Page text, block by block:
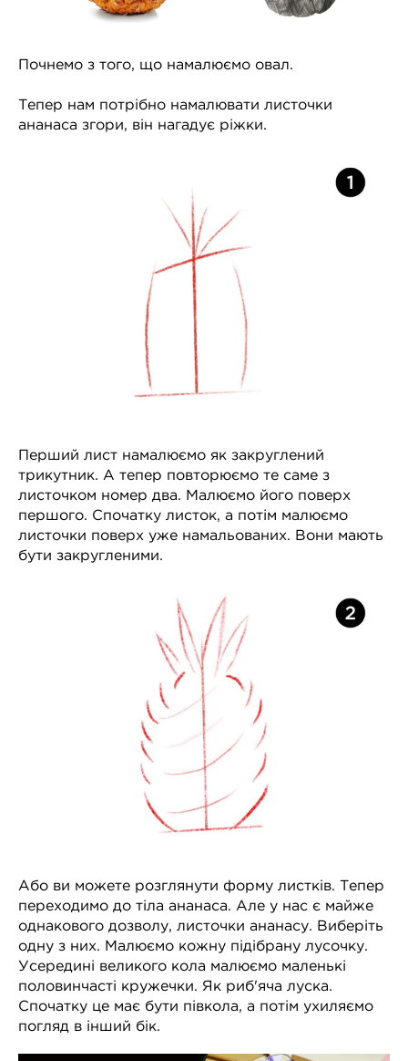
Почнемо з того, що намалюємо овал.
Тепер нам потрібно намалювати листочки
ананаса згори, він нагадує ріжки.
Перший лист намалюємо як закруглений
трикутник. А тепер повторюємо те саме з
листочком номер два. Малюємо його поверх
першого. Спочатку листок, а потім малюємо
листочки поверх уже намальованих. Вони мають
бути закругленими.
Або ви можете розглянути форму листків. Тепер
переходимо до тіла ананаса. Але у нас є майже
однакового дозволу, листочки ананасу. Виберіть
одну з них. Малюємо кожну підібрану лусочку.
Усередині великого кола малюємо маленькі
половинчасті кружечки. Як риб'яча луска.
Спочатку це має бути півкола, а потім ухиляємо
погляд в інший бік.